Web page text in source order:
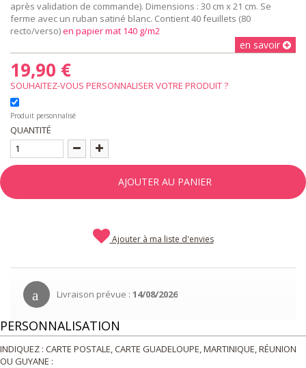
après validation de commande). Dimensions : 30 cm x 21 cm. Se
ferme avec un ruban satiné blanc. Contient 40 feuillets (80
recto/verso)en papier mat 140 g/m2
en savoir
19,90 €
Produit personnalisé
QUANTITÉ
AJOUTER AU PANIER
Ajouter à ma liste d'envies
Livraison prévue : 14/08/2026
PERSONNALISATION
INDIQUEZ : CARTE POSTALE, CARTE GUADELOUPE, MARTINIQUE, RÉUNION
OU GUYANE :